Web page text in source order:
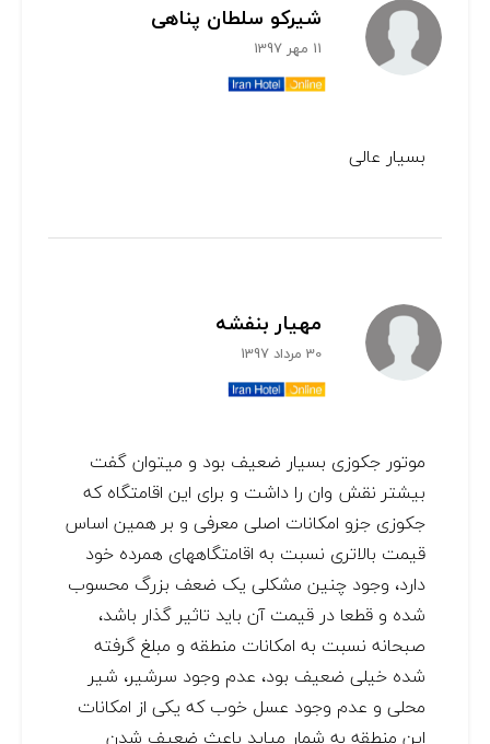
شیرکو سلطان پناهی
11 مهر 1397
بسیار عالی
مهیار بنفشه
30 مرداد 1397
موتور جکوزی بسیار ضعیف بود و میتوان گفت
بیشتر نقش وان را داشت و برای این اقامتگاه که
جکوزی جزو امکانات اصلی معرفی و بر همین اساس
قیمت بالاتری نسبت به اقامتگاههای همرده خود
دارد، وجود چنین مشکلی یک ضعف بزرگ محسوب
شده و قطعا در قیمت آن باید تاثیر گذار باشد،
صبحانه نسبت به امکانات منطقه و مبلغ گرفته
شده خیلی ضعیف بود، عدم وجود سرشیر، شیر
محلی و عدم وجود عسل خوب که یکی از امکانات
این منطقه به شمار میاید باعث ضعیف شدن